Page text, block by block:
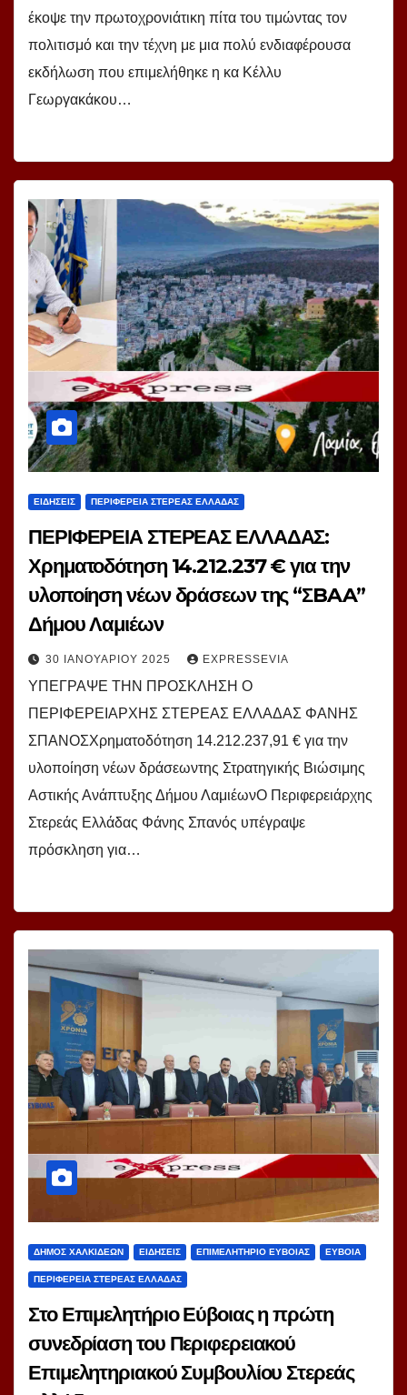
έκοψε την πρωτοχρονιάτικη πίτα του τιμώντας τον
πολιτισμό και την τέχνη με μια πολύ ενδιαφέρουσα
εκδήλωση που επιμελήθηκε η κα Κέλλυ
Γεωργακάκου…
ΕΙΔΗΣΕΙΣ ΠΕΡΙΦΕΡΕΙΑ ΣΤΕΡΕΑΣ ΕΛΛΑΔΑΣ
ΠΕΡΙΦΕΡΕΙΑ ΣΤΕΡΕΑΣ ΕΛΛΑΔΑΣ:
Χρηματοδότηση 14.212.237 € για την
υλοποίηση νέων δράσεων της “ΣBAA”
Δήμου Λαμιέων
30 ΙΑΝΟΥΑΡΊΟΥ 2025 EXPRESSEVIA
ΥΠΕΓΡΑΨΕ ΤΗΝ ΠΡΟΣΚΛΗΣΗ Ο
ΠΕΡΙΦΕΡΕΙΑΡΧΗΣ ΣΤΕΡΕΑΣ ΕΛΛΑΔΑΣ ΦΑΝΗΣ
ΣΠΑΝΟΣΧρηματοδότηση 14.212.237,91 € για την
υλοποίηση νέων δράσεωντης Στρατηγικής Βιώσιμης
Αστικής Ανάπτυξης Δήμου ΛαμιέωνΟ Περιφερειάρχης
Στερεάς Ελλάδας Φάνης Σπανός υπέγραψε
πρόσκληση για…
ΔΗΜΟΣ ΧΑΛΚΙΔΕΩΝ ΕΙΔΗΣΕΙΣ ΕΠΙΜΕΛΗΤΗΡΙΟ ΕΥΒΟΙΑΣ ΕΥΒΟΙΑ
ΠΕΡΙΦΕΡΕΙΑ ΣΤΕΡΕΑΣ ΕΛΛΑΔΑΣ
Στο Επιμελητήριο Εύβοιας η πρώτη
συνεδρίαση του Περιφερειακού
Επιμελητηριακού Συμβουλίου Στερεάς